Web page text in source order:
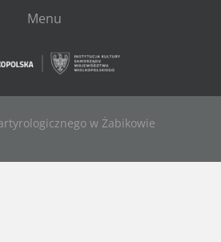
Menu
w Żabikowie